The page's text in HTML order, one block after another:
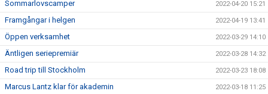
Sommarlovscamper 2022-04-20 15:21
Framgångar i helgen 2022-04-19 13:41
Öppen verksamhet 2022-03-29 14:10
Äntligen seriepremiär 2022-03-28 14:32
Road trip till Stockholm 2022-03-23 18:08
Marcus Lantz klar för akademin 2022-03-18 11:25